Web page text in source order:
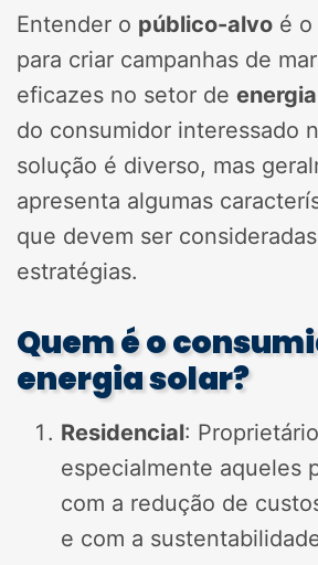
Entender o público-alvo é o
para criar campanhas de
eficazes no setor de
do consumidor interessado
solução é diverso, mas
apresenta algumas
que devem ser
estratégias.
Quem é o
energia solar?
Residencial:
especialmente aqueles
com a redução de
e com a